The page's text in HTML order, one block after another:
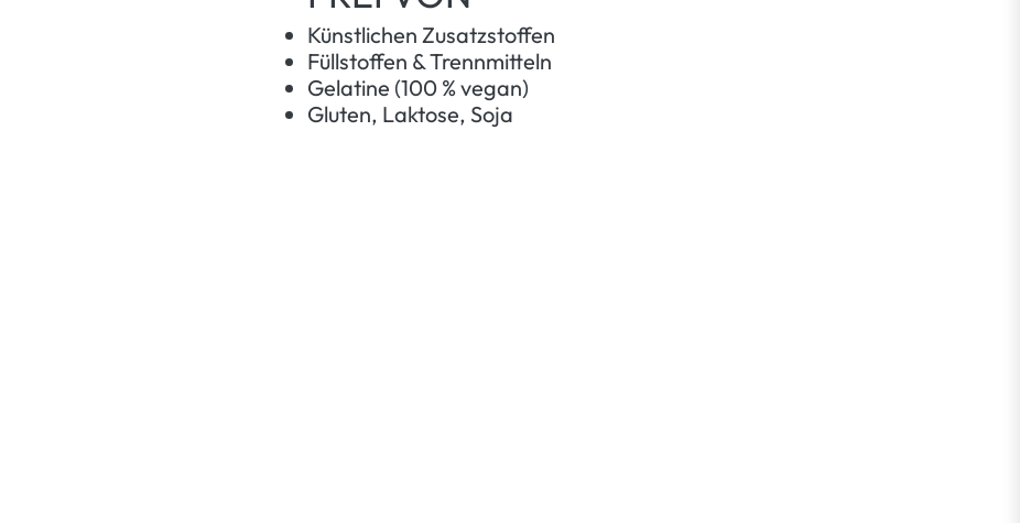
Künstlichen Zusatzstoffen
Füllstoffen & Trennmitteln
Gelatine (100 % vegan)
Gluten, Laktose, Soja